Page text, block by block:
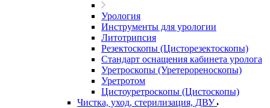
Урология
Инструменты для урологии
Литотрипсия
Резектоскопы (Цисторезектоскопы)
Стандарт оснащения кабинета уролога
Уретроскопы (Уретерореноскопы)
Уретротом
Цистоуретроскопы (Цистоскопы)
Чистка, уход, стерилизация, ДВУ